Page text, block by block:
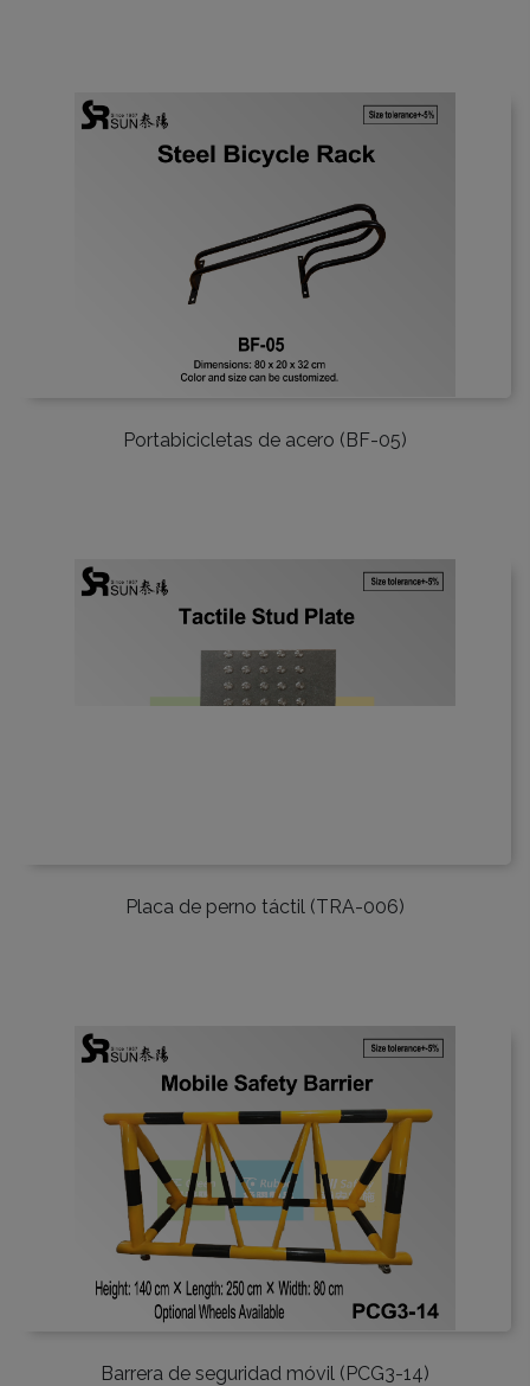
Portabicicletas de acero (BF-05)
Placa de perno táctil (TRA-006)
Barrera de seguridad móvil (PCG3-14)